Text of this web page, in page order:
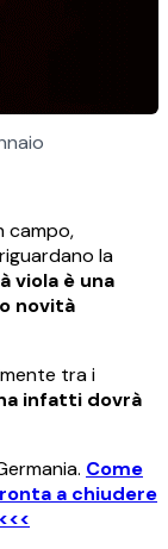
campo,
la
viola è una
novità
tra i
infatti dovrà
Come
a chiudere